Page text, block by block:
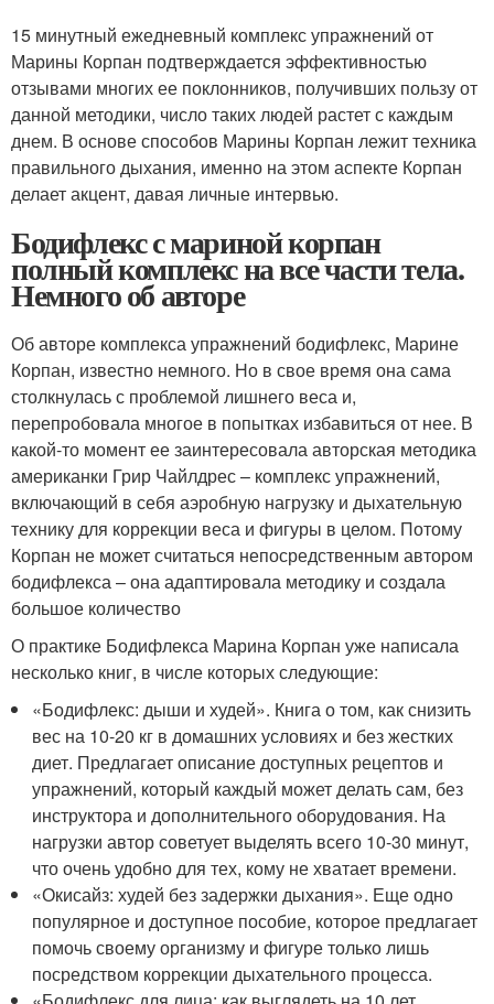
15 минутный ежедневный комплекс упражнений от
Марины Корпан подтверждается эффективностью
отзывами многих ее поклонников, получивших пользу от
данной методики, число таких людей растет с каждым
днем. В основе способов Марины Корпан лежит техника
правильного дыхания, именно на этом аспекте Корпан
делает акцент, давая личные интервью.
Бодифлекс с мариной корпан
полный комплекс на все части тела.
Немного об авторе
Об авторе комплекса упражнений бодифлекс, Марине
Корпан, известно немного. Но в свое время она сама
столкнулась с проблемой лишнего веса и,
перепробовала многое в попытках избавиться от нее. В
какой-то момент ее заинтересовала авторская методика
американки Грир Чайлдрес – комплекс упражнений,
включающий в себя аэробную нагрузку и дыхательную
технику для коррекции веса и фигуры в целом. Потому
Корпан не может считаться непосредственным автором
бодифлекса – она адаптировала методику и создала
большое количество
О практике Бодифлекса Марина Корпан уже написала
несколько книг, в числе которых следующие:
«Бодифлекс: дыши и худей». Книга о том, как снизить
вес на 10-20 кг в домашних условиях и без жестких
диет. Предлагает описание доступных рецептов и
упражнений, который каждый может делать сам, без
инструктора и дополнительного оборудования. На
нагрузки автор советует выделять всего 10-30 минут,
что очень удобно для тех, кому не хватает времени.
«Окисайз: худей без задержки дыхания». Еще одно
популярное и доступное пособие, которое предлагает
помочь своему организму и фигуре только лишь
посредством коррекции дыхательного процесса.